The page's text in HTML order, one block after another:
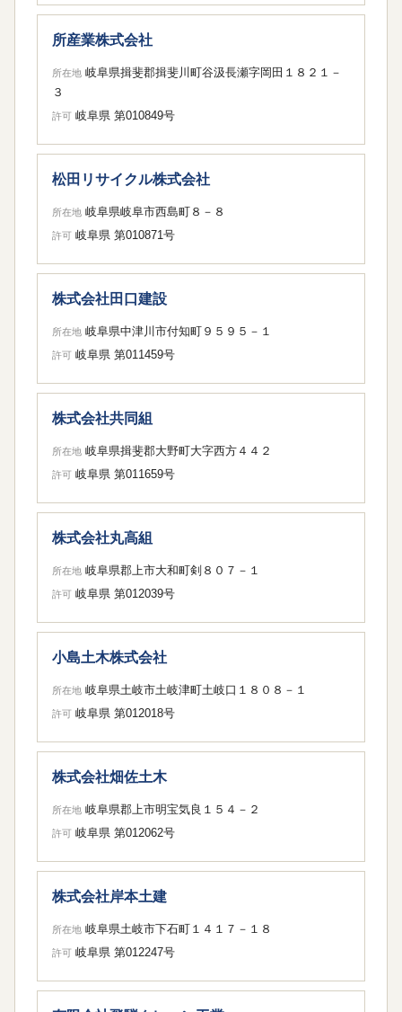
所産業株式会社
所在地 岐阜県揖斐郡揖斐川町谷汲長瀬字岡田１８２１－
３
許可 岐阜県 第010849号
松田リサイクル株式会社
所在地 岐阜県岐阜市西島町８－８
許可 岐阜県 第010871号
株式会社田口建設
所在地 岐阜県中津川市付知町９５９５－１
許可 岐阜県 第011459号
株式会社共同組
所在地 岐阜県揖斐郡大野町大字西方４４２
許可 岐阜県 第011659号
株式会社丸高組
所在地 岐阜県郡上市大和町剣８０７－１
許可 岐阜県 第012039号
小島土木株式会社
所在地 岐阜県土岐市土岐津町土岐口１８０８－１
許可 岐阜県 第012018号
株式会社畑佐土木
所在地 岐阜県郡上市明宝気良１５４－２
許可 岐阜県 第012062号
株式会社岸本土建
所在地 岐阜県土岐市下石町１４１７－１８
許可 岐阜県 第012247号